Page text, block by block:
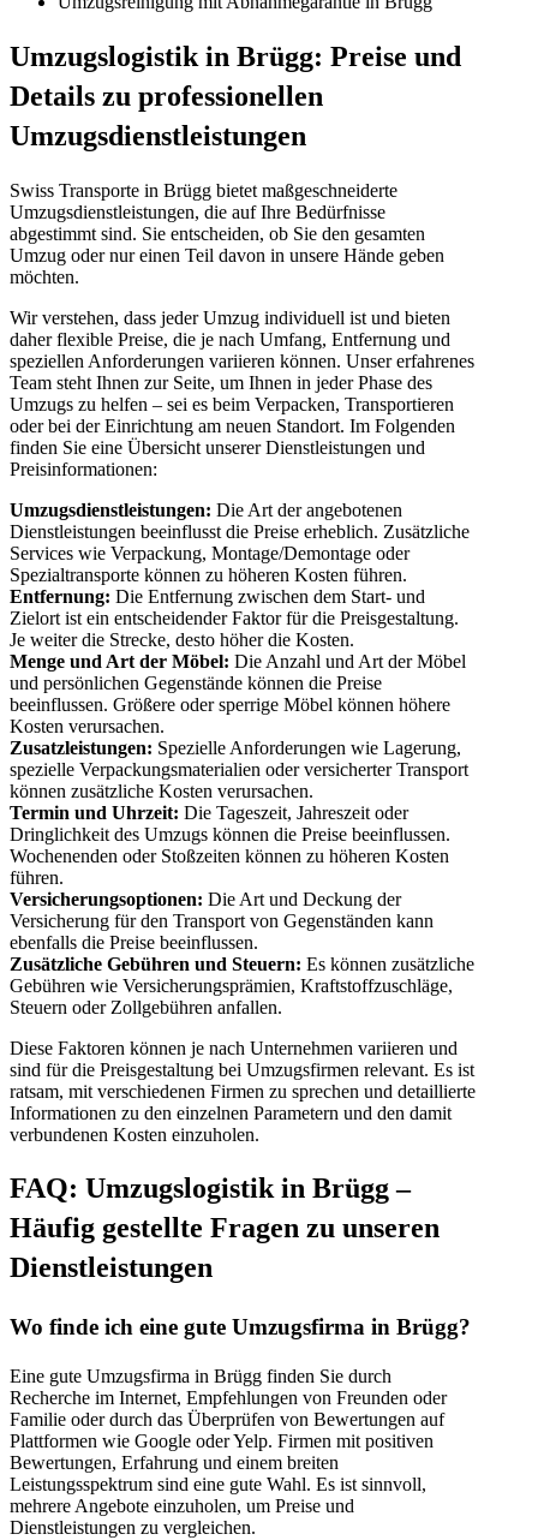
Umzugslogistik in Brügg: Preise und
Details zu professionellen
Umzugsdienstleistungen
Swiss Transporte in Brügg bietet maßgeschneiderte
Umzugsdienstleistungen, die auf Ihre Bedürfnisse
abgestimmt sind. Sie entscheiden, ob Sie den gesamten
Umzug oder nur einen Teil davon in unsere Hände geben
möchten.
Wir verstehen, dass jeder Umzug individuell ist und bieten
daher flexible Preise, die je nach Umfang, Entfernung und
speziellen Anforderungen variieren können. Unser erfahrenes
Team steht Ihnen zur Seite, um Ihnen in jeder Phase des
Umzugs zu helfen – sei es beim Verpacken, Transportieren
oder bei der Einrichtung am neuen Standort. Im Folgenden
finden Sie eine Übersicht unserer Dienstleistungen und
Preisinformationen:
Umzugsdienstleistungen: Die Art der angebotenen
Dienstleistungen beeinflusst die Preise erheblich. Zusätzliche
Services wie Verpackung, Montage/Demontage oder
Spezialtransporte können zu höheren Kosten führen.
Entfernung: Die Entfernung zwischen dem Start- und
Zielort ist ein entscheidender Faktor für die Preisgestaltung.
Je weiter die Strecke, desto höher die Kosten.
Menge und Art der Möbel: Die Anzahl und Art der Möbel
und persönlichen Gegenstände können die Preise
beeinflussen. Größere oder sperrige Möbel können höhere
Kosten verursachen.
Zusatzleistungen: Spezielle Anforderungen wie Lagerung,
spezielle Verpackungsmaterialien oder versicherter Transport
können zusätzliche Kosten verursachen.
Termin und Uhrzeit: Die Tageszeit, Jahreszeit oder
Dringlichkeit des Umzugs können die Preise beeinflussen.
Wochenenden oder Stoßzeiten können zu höheren Kosten
führen.
Versicherungsoptionen: Die Art und Deckung der
Versicherung für den Transport von Gegenständen kann
ebenfalls die Preise beeinflussen.
Zusätzliche Gebühren und Steuern: Es können zusätzliche
Gebühren wie Versicherungsprämien, Kraftstoffzuschläge,
Steuern oder Zollgebühren anfallen.
Diese Faktoren können je nach Unternehmen variieren und
sind für die Preisgestaltung bei Umzugsfirmen relevant. Es ist
ratsam, mit verschiedenen Firmen zu sprechen und detaillierte
Informationen zu den einzelnen Parametern und den damit
verbundenen Kosten einzuholen.
FAQ: Umzugslogistik in Brügg –
Häufig gestellte Fragen zu unseren
Dienstleistungen
Wo finde ich eine gute Umzugsfirma in Brügg?
Eine gute Umzugsfirma in Brügg finden Sie durch
Recherche im Internet, Empfehlungen von Freunden oder
Familie oder durch das Überprüfen von Bewertungen auf
Plattformen wie Google oder Yelp. Firmen mit positiven
Bewertungen, Erfahrung und einem breiten
Leistungsspektrum sind eine gute Wahl. Es ist sinnvoll,
mehrere Angebote einzuholen, um Preise und
Dienstleistungen zu vergleichen.